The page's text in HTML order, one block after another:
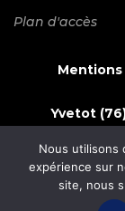
Plan d'accès
Yvetot
© 2024
Nous utilisons
expérience sur
site, nous